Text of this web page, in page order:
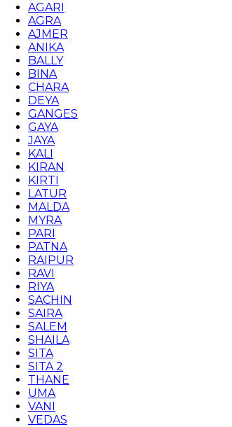
AGARI
AGRA
AJMER
ANIKA
BALLY
BINA
CHARA
DEYA
GANGES
GAYA
JAYA
KALI
KIRAN
KIRTI
LATUR
MALDA
MYRA
PARI
PATNA
RAIPUR
RAVI
RIYA
SACHIN
SAIRA
SALEM
SHAILA
SITA
SITA 2
THANE
UMA
VANI
VEDAS